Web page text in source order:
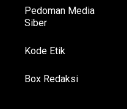
Pedoman Media
Siber
Kode Etik
Box Redaksi